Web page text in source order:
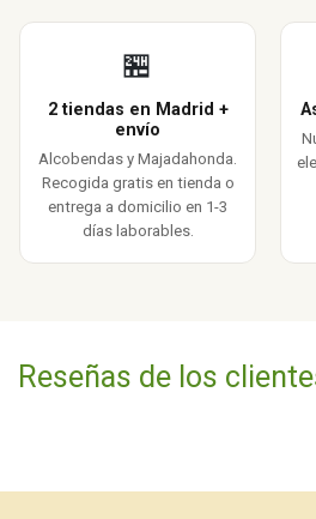
🏪
2 tiendas en Madrid +
envío
Alcobendas y Majadahonda.
Recogida gratis en tienda o
entrega a domicilio en 1-3
días laborables.
Reseñas de los